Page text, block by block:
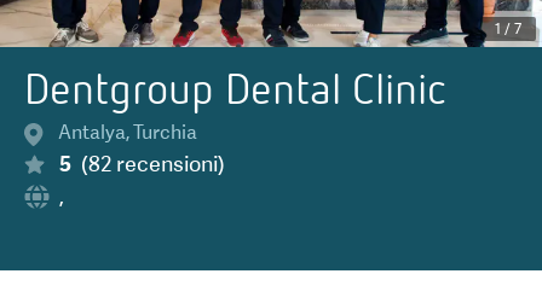
1 / 7
Dentgroup Dental Clinic
Antalya,Turchia
5 (82 recensioni)
,